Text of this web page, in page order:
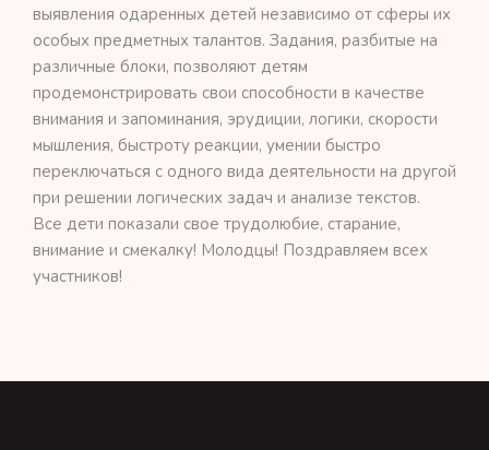
выявления одаренных детей независимо от сферы их
особых предметных талантов. Задания, разбитые на
различные блоки, позволяют детям
продемонстрировать свои способности в качестве
внимания и запоминания, эрудиции, логики, скорости
мышления, быстроту реакции, умении быстро
переключаться с одного вида деятельности на другой
при решении логических задач и анализе текстов.
Все дети показали свое трудолюбие, старание,
внимание и смекалку! Молодцы! Поздравляем всех
участников!